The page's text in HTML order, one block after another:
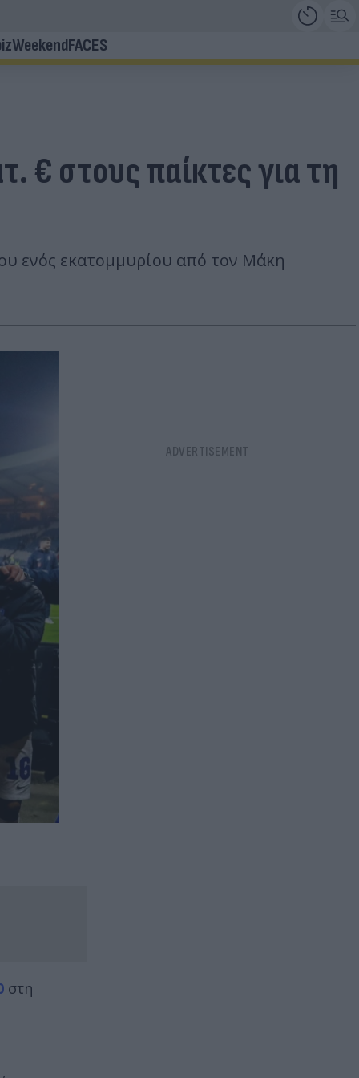
WeekendFACES
€ στους παίκτες για τη
ενός εκατομμυρίου από τον Μάκη
στη